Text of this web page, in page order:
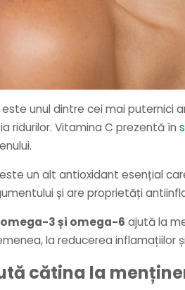
este unul dintre cei mai puternici
ridurilor. Vitamina C prezentă în
este un alt antioxidant esențial
și are proprietăți
3 și omega-6 ajută la
la reducerea inflamațiilor
cătina la